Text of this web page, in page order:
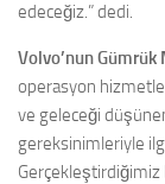
edeceğiz.” dedi.
Volvo’nun
operasyon
ve geleceği
gereksinimleriyle
Gerçekleştirdiğimiz